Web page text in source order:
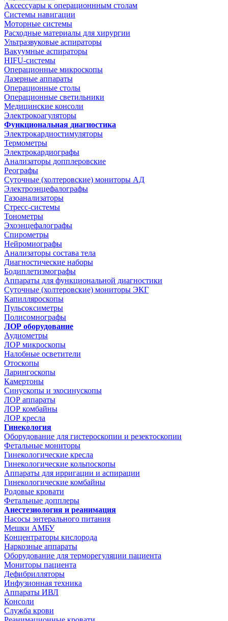
Аксессуары к операционнным столам
Системы навигации
Моторные системы
Расходные материалы для хирургии
Ультразвуковые аспираторы
Вакуумные аспираторы
HIFU-системы
Операционные микроскопы
Лазерные аппараты
Операционные столы
Операционные светильники
Медицинские консоли
Электрокоагуляторы
Функциональная диагностика
Электрокардиостимуляторы
Термометры
Электрокардиографы
Анализаторы допплеровские
Реографы
Суточные (холтеровские) мониторы АД
Электроэнцефалографы
Газоанализаторы
Стресс-системы
Тонометры
Эхоэнцефалографы
Спирометры
Нейромиографы
Анализаторы состава тела
Диагностические наборы
Бодиплетизмографы
Аппараты для функциональной диагностики
Суточные (холтеровские) мониторы ЭКГ
Капилляроскопы
Пульсоксиметры
Полисомнографы
ЛОР оборудование
Аудиометры
ЛОР микроскопы
Налобные осветители
Отоскопы
Ларингоскопы
Камертоны
Синускопы и эхосинускопы
ЛОР аппараты
ЛОР комбайны
ЛОР кресла
Гинекология
Оборудование для гистероскопии и резектоскопии
Фетальные мониторы
Гинекологические кресла
Гинекологические кольпоскопы
Аппараты для ирригации и аспирации
Гинекологические комбайны
Родовые кровати
Фетальные допплеры
Анестезиология и реанимация
Насосы энтерального питания
Мешки АМБУ
Концентраторы кислорода
Наркозные аппараты
Оборудование для терморегуляции пациента
Мониторы пациента
Дефибрилляторы
Инфузионная техника
Аппараты ИВЛ
Консоли
Служба крови